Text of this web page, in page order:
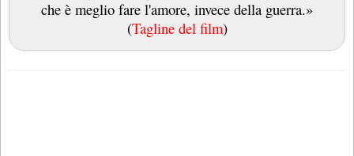
che è meglio fare l'amore, invece della guerra.»
(Tagline del film)